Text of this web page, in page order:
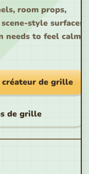
room props,
style surfaces
needs to feel calm
créateur de grille
de grille